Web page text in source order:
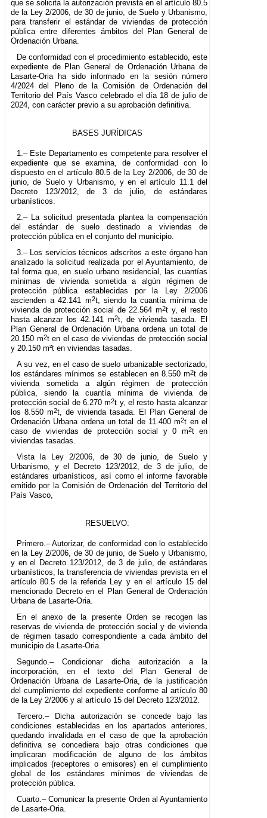
que se solicita la autorización prevista en el artículo 80.5
de la Ley 2/2006, de 30 de junio, de Suelo y Urbanismo,
para transferir el estándar de viviendas de protección
pública entre diferentes ámbitos del Plan General de
Ordenación Urbana.
De conformidad con el procedimiento establecido, este
expediente de Plan General de Ordenación Urbana de
Lasarte-Oria ha sido informado en la sesión número
4/2024 del Pleno de la Comisión de Ordenación del
Territorio del País Vasco celebrado el día 18 de julio de
2024, con carácter previo a su aprobación definitiva.
BASES JURÍDICAS
1.– Este Departamento es competente para resolver el
expediente que se examina, de conformidad con lo
dispuesto en el artículo 80.5 de la Ley 2/2006, de 30 de
junio, de Suelo y Urbanismo, y en el artículo 11.1 del
Decreto 123/2012, de 3 de julio, de estándares
urbanísticos.
2.– La solicitud presentada plantea la compensación
del estándar de suelo destinado a viviendas de
protección pública en el conjunto del municipio.
3.– Los servicios técnicos adscritos a este órgano han
analizado la solicitud realizada por el Ayuntamiento, de
tal forma que, en suelo urbano residencial, las cuantías
mínimas de vivienda sometida a algún régimen de
protección pública establecidas por la Ley 2/2006
ascienden a 42.141 m2t, siendo la cuantía mínima de
vivienda de protección social de 22.564 m2t y, el resto
hasta alcanzar los 42.141 m2t, de vivienda tasada. El
Plan General de Ordenación Urbana ordena un total de
20.150 m2t en el caso de viviendas de protección social
y 20.150 m²t en viviendas tasadas.
A su vez, en el caso de suelo urbanizable sectorizado,
los estándares mínimos se establecen en 8.550 m2t de
vivienda sometida a algún régimen de protección
pública, siendo la cuantía mínima de vivienda de
protección social de 6.270 m2t y, el resto hasta alcanzar
los 8.550 m2t, de vivienda tasada. El Plan General de
Ordenación Urbana ordena un total de 11.400 m2t en el
caso de viviendas de protección social y 0 m2t en
viviendas tasadas.
Vista la Ley 2/2006, de 30 de junio, de Suelo y
Urbanismo, y el Decreto 123/2012, de 3 de julio, de
estándares urbanísticos, así como el informe favorable
emitido por la Comisión de Ordenación del Territorio del
País Vasco,
RESUELVO:
Primero.– Autorizar, de conformidad con lo establecido
en la Ley 2/2006, de 30 de junio, de Suelo y Urbanismo,
y en el Decreto 123/2012, de 3 de julio, de estándares
urbanísticos, la transferencia de viviendas prevista en el
artículo 80.5 de la referida Ley y en el artículo 15 del
mencionado Decreto en el Plan General de Ordenación
Urbana de Lasarte-Oria.
En el anexo de la presente Orden se recogen las
reservas de vivienda de protección social y de vivienda
de régimen tasado correspondiente a cada ámbito del
municipio de Lasarte-Oria.
Segundo.– Condicionar dicha autorización a la
incorporación, en el texto del Plan General de
Ordenación Urbana de Lasarte-Oria, de la justificación
del cumplimiento del expediente conforme al artículo 80
de la Ley 2/2006 y al artículo 15 del Decreto 123/2012.
Tercero.– Dicha autorización se concede bajo las
condiciones establecidas en los apartados anteriores,
quedando invalidada en el caso de que la aprobación
definitiva se concediera bajo otras condiciones que
implicaran modificación de alguno de los ámbitos
implicados (receptores o emisores) en el cumplimiento
global de los estándares mínimos de viviendas de
protección pública.
Cuarto.– Comunicar la presente Orden al Ayuntamiento
de Lasarte-Oria.